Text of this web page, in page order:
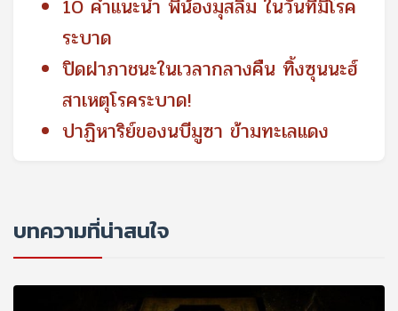
10 คำแนะนำ พี่น้องมุสลิม ในวันที่มีโรค
ระบาด
ปิดฝาภาชนะในเวลากลางคืน ทิ้งซุนนะฮ์
สาเหตุโรคระบาด!
ปาฏิหาริย์ของนบีมูซา ข้ามทะเลแดง
บทความที่น่าสนใจ